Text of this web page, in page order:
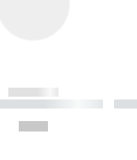
------------
----------- ----------